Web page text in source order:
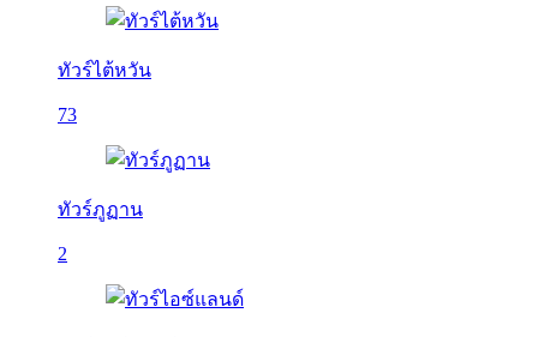
ทัวร์ไต้หวัน
73
ทัวร์ภูฏาน
2